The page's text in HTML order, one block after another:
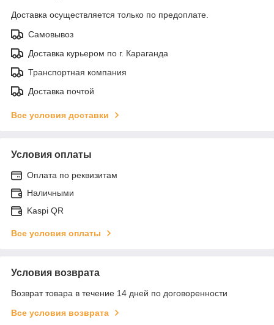
Доставка осуществляется только по предоплате.
Самовывоз
Доставка курьером по г. Караганда
Транспортная компания
Доставка почтой
Все условия доставки
Условия оплаты
Оплата по реквизитам
Наличными
Kaspi QR
Все условия оплаты
Условия возврата
Возврат товара в течение 14 дней по договоренности
Все условия возврата